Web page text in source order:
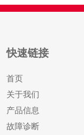
快速链接
首页
关于我们
产品信息
故障诊断